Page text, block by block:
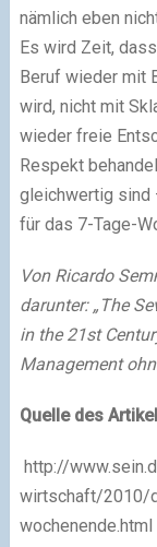
nämlich eben
Es wird Zeit,
Beruf wieder mit
wird, nicht mit
wieder freie
Respekt
gleichwertig sind
für das 7-Tage-
Von Ricardo
darunter: „The
in the 21st
Management
Quelle des
http://
wirtschaft/2010/
wochenende.html